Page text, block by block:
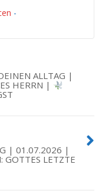
-
ALLTAG |
HERRN |
| 01.07.2026 |
GOTTES LETZTE